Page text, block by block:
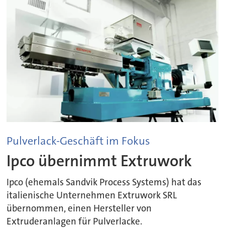
Pulverlack-Geschäft im Fokus
Ipco übernimmt Extruwork
Ipco (ehemals Sandvik Process Systems) hat das
italienische Unternehmen Extruwork SRL
übernommen, einen Hersteller von
Extruderanlagen für Pulverlacke.